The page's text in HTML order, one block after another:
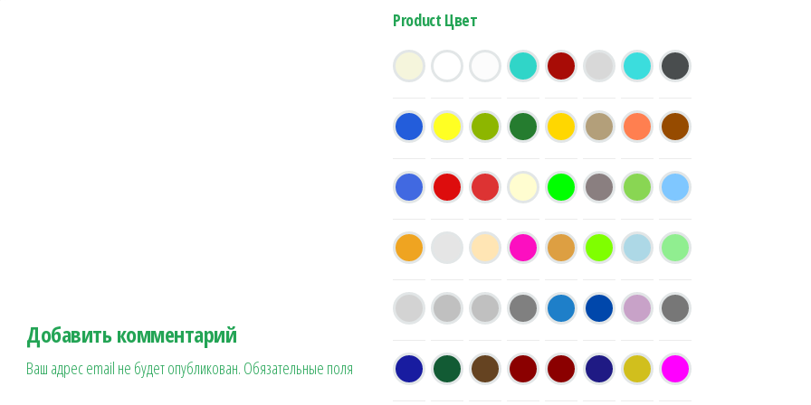
Добавить комментарий
Ваш адрес email не будет опубликован. Обязательные поля
Product Цвет